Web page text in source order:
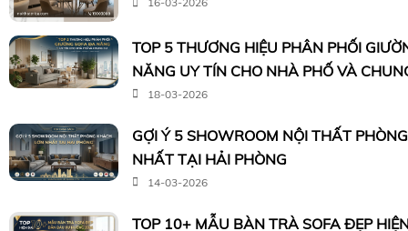
TOP 5 THƯƠNG HIỆU PHÂN PHỐI
NĂNG UY TÍN CHO NHÀ PHỐ VÀ
18-03-2026
GỢI Ý 5 SHOWROOM NỘI THẤT
NHẤT TẠI HẢI PHÒNG
14-03-2026
TOP 10+ MẪU BÀN TRÀ SOFA ĐẸP